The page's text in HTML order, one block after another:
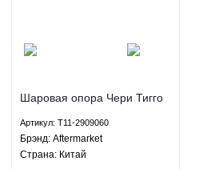
Шаровая опора Чери Тигго
Лифан Х60 620 Джили
Эмгранд ЕС7 СЛ ФС ГС7
БИД Ф3 Г3 - T11-2909060
Артикул: T11-2909060
Брэнд: Aftermarket
Страна: Китай